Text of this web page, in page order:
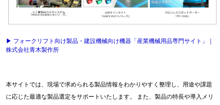
▶ フォークリフト向け製品・建設機械向け機器「産業機械用品専門サイト」｜
株式会社青木製作所
本サイトでは、現場で求められる製品情報をわかりやすく整理し、用途や課題
に応じた最適な製品選定をサポートいたします。 また、製品の特長や導入メリ